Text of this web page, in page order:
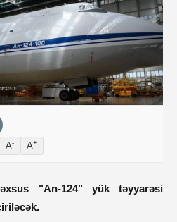
A- A+
"An-124" yük təyyarəsi